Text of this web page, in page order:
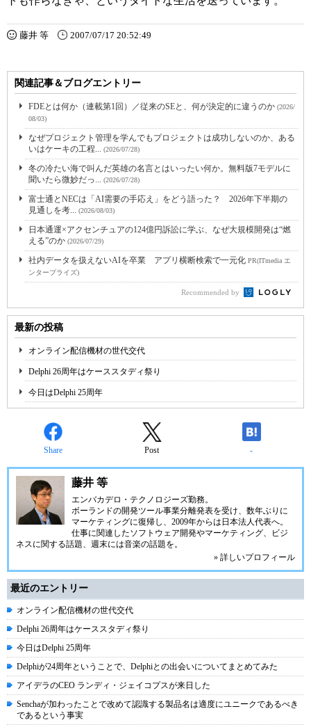
藤井 等 2007/07/17 20:52:49
関連記事＆ブログエントリー
FDEとは何か（連載第1回）／従来のSEと、何が決定的に違うのか (2026/
08/03)
なぜプロジェクト管理を学んでもプロジェクトは成功しないのか、ある
いはケーキの工程... (2026/07/28)
冬の冷たい海で叫んだ英雄の名言とはいったい何か。無料版7モデルに
聞いたら微妙だっ... (2026/07/28)
富士通とNECは「AI需要の手応え」をどう語った？ 2026年下半期の
見通しを考... (2026/08/03)
日本通運×アクセンチュアの124億円訴訟に学ぶ、なぜ大規模開発は“燃
える”のか (2026/07/29)
社内データを扱えないAIを卒業 アプリ横断検索で一元化 PR(ITmedia エ
ンタープライズ)
Recommended by
最新の投稿
オンライン配信機材の世代交代
Delphi 26周年はケーススタディ祭り
今日はDelphi 25周年
Share Post -
藤井 等
エンバカデロ・テクノロジーズ勤務。
ボーランドの開発ツール事業分離発表を受け、数年ぶりに
マーケティングに復帰し、2009年からは日本法人代表へ。
仕事に関連したソフトウェア開発やマーケティング、ビジ
ネスに関する話題、週末には音楽の話題を。
» 詳しいプロフィール
最近のエントリー
オンライン配信機材の世代交代
Delphi 26周年はケーススタディ祭り
今日はDelphi 25周年
Delphiが24周年ということで、Delphiとの出会いについてまとめてみた
アイデラのCEO ランディ・ジェイコプスが来日した
Senchaが加わったことで改めて認識する製品名は適度にユニークであるべき
であるという事実